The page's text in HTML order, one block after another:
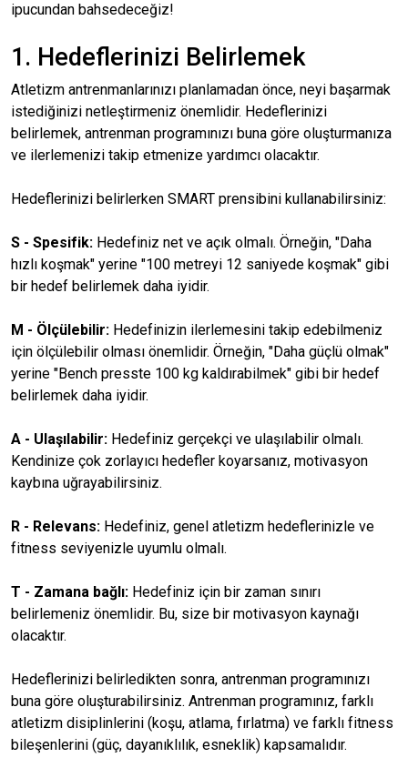
ipucundan bahsedeceğiz!
1. Hedeflerinizi Belirlemek
Atletizm antrenmanlarınızı planlamadan önce, neyi başarmak
istediğinizi netleştirmeniz önemlidir. Hedeflerinizi
belirlemek, antrenman programınızı buna göre oluşturmanıza
ve ilerlemenizi takip etmenize yardımcı olacaktır.
Hedeflerinizi belirlerken SMART prensibini kullanabilirsiniz:
S - Spesifik: Hedefiniz net ve açık olmalı. Örneğin, "Daha
hızlı koşmak" yerine "100 metreyi 12 saniyede koşmak" gibi
bir hedef belirlemek daha iyidir.
M - Ölçülebilir: Hedefinizin ilerlemesini takip edebilmeniz
için ölçülebilir olması önemlidir. Örneğin, "Daha güçlü olmak"
yerine "Bench presste 100 kg kaldırabilmek" gibi bir hedef
belirlemek daha iyidir.
A - Ulaşılabilir: Hedefiniz gerçekçi ve ulaşılabilir olmalı.
Kendinize çok zorlayıcı hedefler koyarsanız, motivasyon
kaybına uğrayabilirsiniz.
R - Relevans: Hedefiniz, genel atletizm hedeflerinizle ve
fitness seviyenizle uyumlu olmalı.
T - Zamana bağlı: Hedefiniz için bir zaman sınırı
belirlemeniz önemlidir. Bu, size bir motivasyon kaynağı
olacaktır.
Hedeflerinizi belirledikten sonra, antrenman programınızı
buna göre oluşturabilirsiniz. Antrenman programınız, farklı
atletizm disiplinlerini (koşu, atlama, fırlatma) ve farklı fitness
bileşenlerini (güç, dayanıklılık, esneklik) kapsamalıdır.